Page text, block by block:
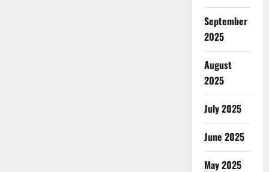
September
2025
August
2025
July 2025
June 2025
May 2025